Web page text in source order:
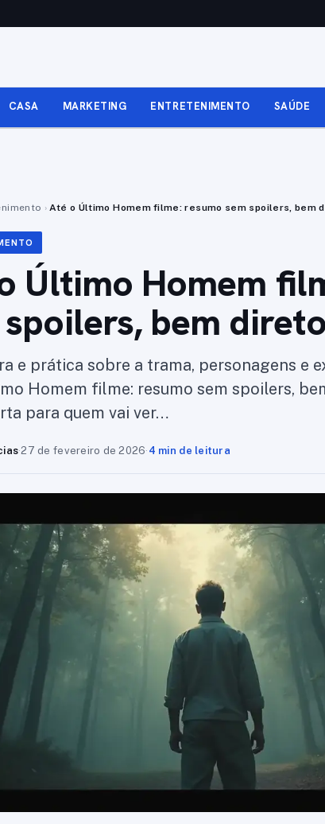
CASA MARKETING ENTRETENIMENTO SAÚDE
› Até o Último Homem filme: resumo sem spoilers, bem
Último Homem
bem direto
e prática sobre a trama, personagens e
Homem filme: resumo sem spoilers,
para quem vai ver…
·27 de fevereiro de 2026· 4 min de leitura